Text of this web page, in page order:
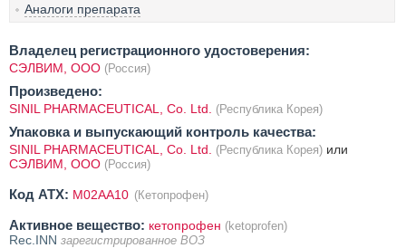
Аналоги препарата
Владелец регистрационного удостоверения:
СЭЛВИМ, ООО (Россия)
Произведено:
SINIL PHARMACEUTICAL, Co. Ltd. (Республика Корея)
Упаковка и выпускающий контроль качества:
SINIL PHARMACEUTICAL, Co. Ltd. (Республика Корея) или
СЭЛВИМ, ООО (Россия)
Код ATX: M02AA10 (Кетопрофен)
Активное вещество: кетопрофен (ketoprofen)
Rec.INN зарегистрированное ВОЗ